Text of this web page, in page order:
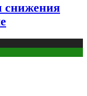
снижения